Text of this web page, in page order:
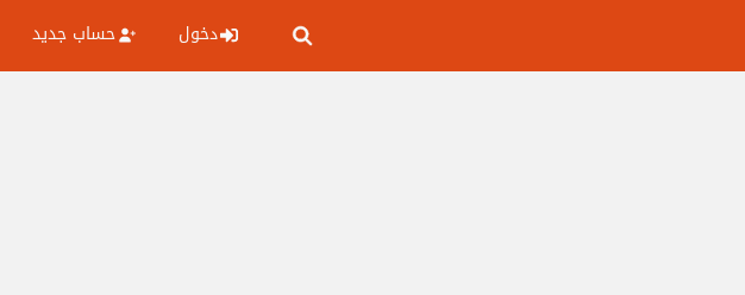
دخول حساب جديد